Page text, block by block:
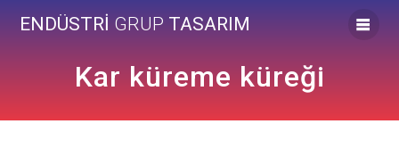
to
ENDÜSTRİ GRUP TASARIM
Kar küreme küreği